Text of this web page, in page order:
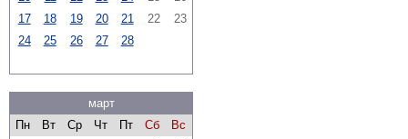
17
18 19 20 21 22
23
24
25 26 27 28
март
Пн
Вт Ср Чт Пт Сб
Вс